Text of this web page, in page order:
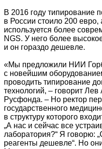
В 2016 году типирование
в России стоило 200
используется более
NGS. У него более
и он гораздо дешевле.
«Мы предложили НИИ
с новейшим
проводить типирование
технологий, – говорит
Русфонда. – Но ректор
государственного
в структуру которого
„А нас и сейчас все
лаборатория?“ Я говорю:
реагенты дешевле“. Но